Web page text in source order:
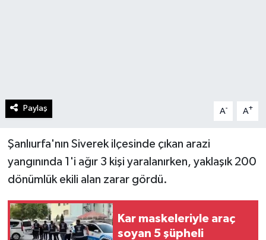
Paylaş A- A+
Şanlıurfa'nın Siverek ilçesinde çıkan arazi
yangınında 1'i ağır 3 kişi yaralanırken, yaklaşık 200
dönümlük ekili alan zarar gördü.
Kar maskeleriyle araç
soyan 5 şüpheli